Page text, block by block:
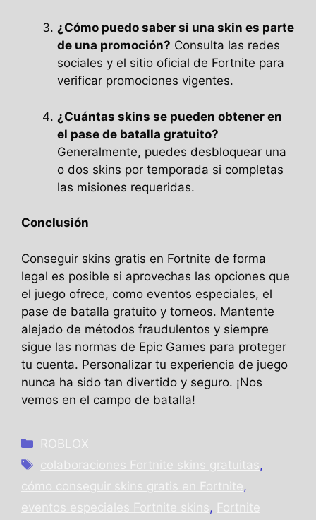
¿Cómo puedo saber si una skin es parte
de una promoción? Consulta las redes
sociales y el sitio oficial de Fortnite para
verificar promociones vigentes.
¿Cuántas skins se pueden obtener en
el pase de batalla gratuito?
Generalmente, puedes desbloquear una
o dos skins por temporada si completas
las misiones requeridas.
Conclusión
Conseguir skins gratis en Fortnite de forma
legal es posible si aprovechas las opciones que
el juego ofrece, como eventos especiales, el
pase de batalla gratuito y torneos. Mantente
alejado de métodos fraudulentos y siempre
sigue las normas de Epic Games para proteger
tu cuenta. Personalizar tu experiencia de juego
nunca ha sido tan divertido y seguro. ¡Nos
vemos en el campo de batalla!
Categories
ROBLOX
Tags
colaboraciones Fortnite skins gratuitas,
cómo conseguir skins gratis en Fortnite,
eventos especiales Fortnite skins, Fortnite